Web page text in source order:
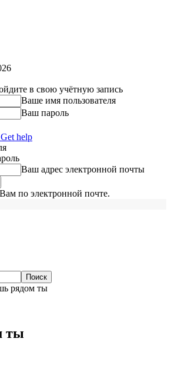
в свою учётную запись
Ваше имя пользователя
Ваш пароль
help
Ваш адрес электронной почты
по электронной почте.
рядом ты
ты